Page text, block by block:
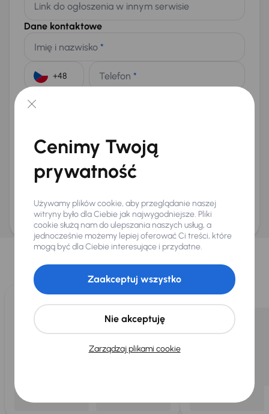
Link do ogłoszenia w innym serwisie
Dane kontaktowe
Imię i nazwisko *
Telefon *
E-mail
Na numer telefonu (opcjonalnie)
Wyślij zapytanie
ani zagwarantowaną dostępnością pojazdu. AURES Holdings a.s., z siedzibą
Dopraváků 874/15, Čimice, 184 00 Praga 8, będzie przechowywać i przetwarzać
Twoje dane osobowe zgodnie z zasadami ochrony i przetwarzaniadanych
osobowych
Wybraliśmy dla Ciebie
Wybieramy dla Ciebienajlepsze pojazdyz naszej oferty. Kupimy
dla Ciebiedo 400 pojazdówkażdego dnia.
Cenimy Twoją
prywatność
Używamy plików cookie, aby przeglądanie naszej
witryny było dla Ciebie jak najwygodniejsze. Pliki
cookie służą nam do ulepszania naszych usług, a
jednocześnie możemy lepiej oferować Ci treści, które
mogą być dla Ciebie interesujące i przydatne.
Zarządzaj plikami cookie
Nie akceptuję
Zaakceptuj wszystko